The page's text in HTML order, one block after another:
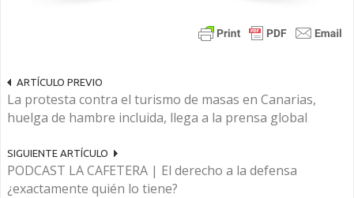
ARTÍCULO PREVIO
La protesta contra el turismo de masas en Canarias,
huelga de hambre incluida, llega a la prensa global
SIGUIENTE ARTÍCULO
PODCAST LA CAFETERA | El derecho a la defensa
¿exactamente quién lo tiene?